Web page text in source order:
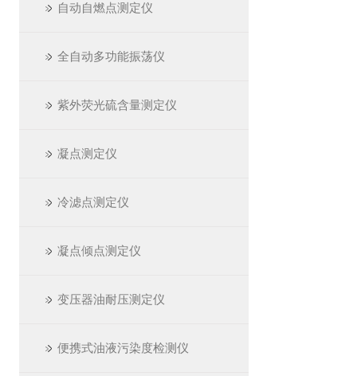
自动自燃点测定仪
全自动多功能振荡仪
紫外荧光硫含量测定仪
凝点测定仪
冷滤点测定仪
凝点倾点测定仪
变压器油耐压测定仪
便携式油液污染度检测仪